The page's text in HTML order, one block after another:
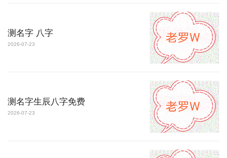
测名字 八字
2026-07-23
测名字生辰八字免费
2026-07-23